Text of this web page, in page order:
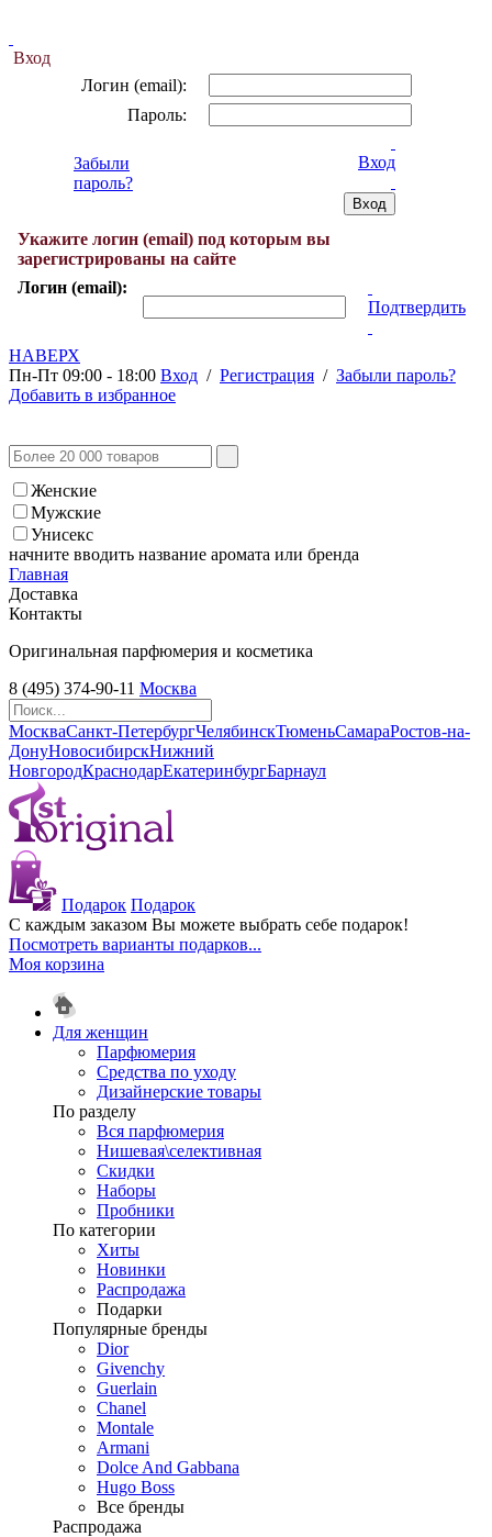
Вход
Логин (email):
Пароль:
Забыли
пароль?
Вход
Укажите логин (email) под которым вы
зарегистрированы на сайте
Логин (email):
Подтвердить
НАВЕРХ
Пн-Пт 09:00 - 18:00 Вход / Регистрация / Забыли пароль?
Добавить в избранное
Женские
Мужские
Унисекс
начните вводить название аромата или бренда
Главная
Доставка
Контакты
Оригинальная парфюмерия и косметика
8 (495) 374-90-11 Москва
МоскваСанкт-ПетербургЧелябинскТюменьСамараРостов-на-
ДонуНовосибирскНижний
НовгородКраснодарЕкатеринбургБарнаул
Подарок Подарок
С каждым заказом Вы можете выбрать себе подарок!
Посмотреть варианты подарков...
Моя корзина
Для женщин
Парфюмерия
Средства по уходу
Дизайнерские товары
По разделу
Вся парфюмерия
Нишевая\селективная
Скидки
Наборы
Пробники
По категории
Хиты
Новинки
Распродажа
Подарки
Популярные бренды
Dior
Givenchy
Guerlain
Chanel
Montale
Armani
Dolce And Gabbana
Hugo Boss
Все бренды
Распродажа